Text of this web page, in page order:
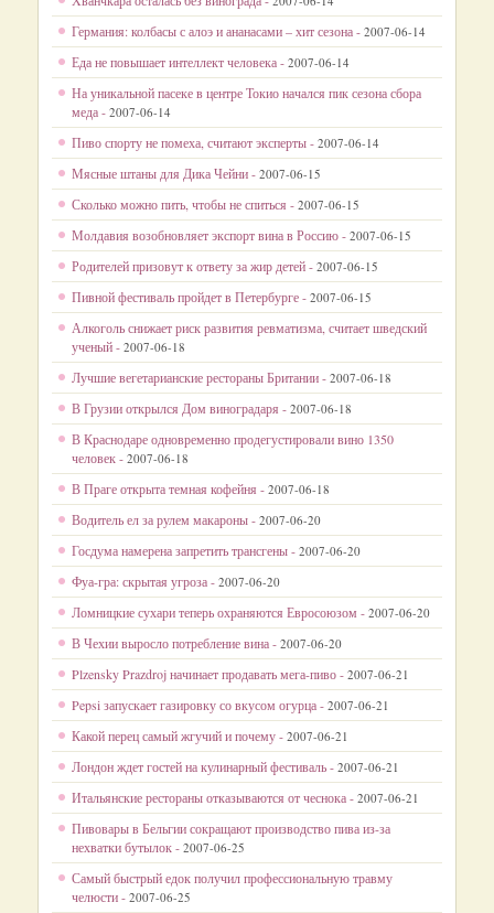
Германия: колбасы с алоэ и ананасами – хит сезона - 2007-06-14
Еда не повышает интеллект человека - 2007-06-14
На уникальной пасеке в центре Токио начался пик сезона сбора
меда - 2007-06-14
Пиво спорту не помеха, считают эксперты - 2007-06-14
Мясные штаны для Дика Чейни - 2007-06-15
Сколько можно пить, чтобы не спиться - 2007-06-15
Молдавия возобновляет экспорт вина в Россию - 2007-06-15
Родителей призовут к ответу за жир детей - 2007-06-15
Пивной фестиваль пройдет в Петербурге - 2007-06-15
Алкоголь снижает риск развития ревматизма, считает шведский
ученый - 2007-06-18
Лучшие вегетарианские рестораны Британии - 2007-06-18
В Грузии открылся Дом виноградаря - 2007-06-18
В Краснодаре одновременно продегустировали вино 1350
человек - 2007-06-18
В Праге открыта темная кофейня - 2007-06-18
Водитель ел за рулем макароны - 2007-06-20
Госдума намерена запретить трансгены - 2007-06-20
Фуа-гра: скрытая угроза - 2007-06-20
Ломницкие сухари теперь охраняются Евросоюзом - 2007-06-20
В Чехии выросло потребление вина - 2007-06-20
Plzensky Prazdroj начинает продавать мега-пиво - 2007-06-21
Pepsi запускает газировку со вкусом огурца - 2007-06-21
Какой перец самый жгучий и почему - 2007-06-21
Лондон ждет гостей на кулинарный фестиваль - 2007-06-21
Итальянские рестораны отказываются от чеснока - 2007-06-21
Пивовары в Бельгии сокращают производство пива из-за
нехватки бутылок - 2007-06-25
Самый быстрый едок получил профессиональную травму
челюсти - 2007-06-25